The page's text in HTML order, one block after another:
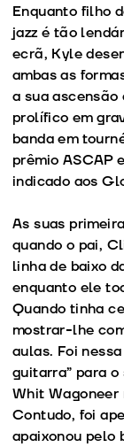
Enquanto filho
jazz é tão
ecrã, Kyle
ambas as
a sua ascensão
prolífico em
banda em
prêmio ASCAP
indicado aos
As suas
quando o pai,
linha de baixo
enquanto ele
Quando tinha
mostrar-lhe
aulas. Foi
guitarra” para
Whit Wagoneer
Contudo, foi
apaixonou pelo